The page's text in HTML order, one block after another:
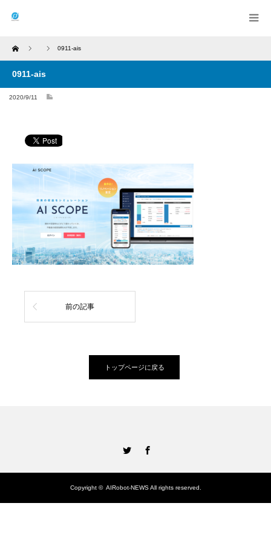
Home 0911-ais
0911-ais
2020/9/11
前の記事
トップページに戻る
Copyright © AIRobot-NEWSAll rights reserved.